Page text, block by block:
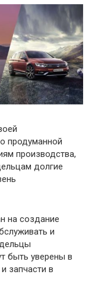
продуманной
производства,
долгие
на создание
и
быть уверены в
запчасти в